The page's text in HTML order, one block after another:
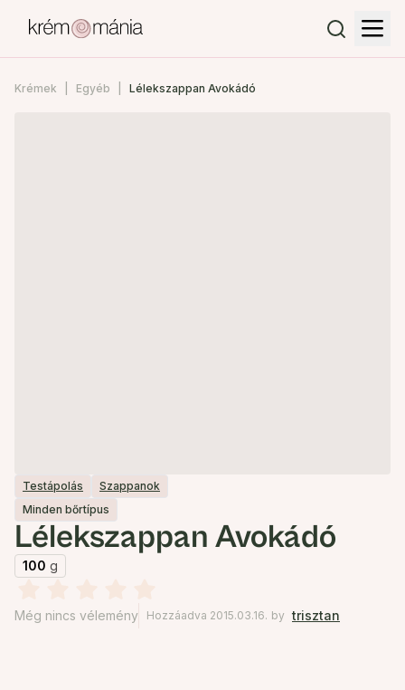
Krémek Egyéb Lélekszappan Avokádó
Testápolás
Szappanok
Minden bőrtípus
Lélekszappan Avokádó
100 g
Még nincs vélemény Hozzáadva 2015.03.16. by trisztan